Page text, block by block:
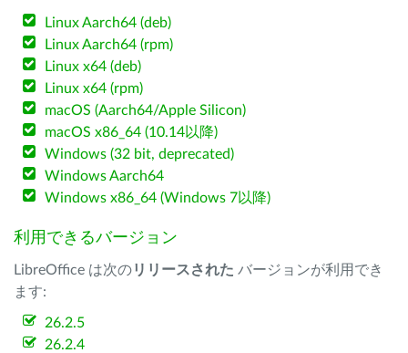
Linux Aarch64 (deb)
Linux Aarch64 (rpm)
Linux x64 (deb)
Linux x64 (rpm)
macOS (Aarch64/Apple Silicon)
macOS x86_64 (10.14以降)
Windows (32 bit, deprecated)
Windows Aarch64
Windows x86_64 (Windows 7以降)
利用できるバージョン
LibreOffice は次のリリースされた バージョンが利用でき
ます:
26.2.5
26.2.4